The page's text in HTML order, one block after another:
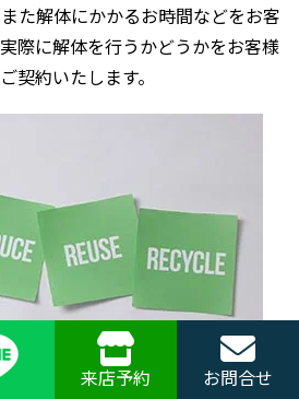
た解体にかかるお時間などをお客
際に解体を行うかどうかをお客様
契約いたします。
来店予約 お問合せ